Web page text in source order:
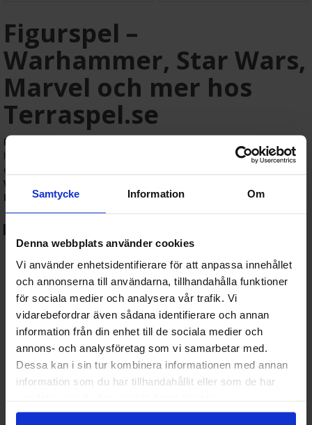
Samtycke Information Om
Denna webbplats använder cookies
Vi använder enhetsidentifierare för att anpassa innehållet
och annonserna till användarna, tillhandahålla funktioner
för sociala medier och analysera vår trafik. Vi
vidarebefordrar även sådana identifierare och annan
information från din enhet till de sociala medier och
annons- och analysföretag som vi samarbetar med.
Dessa kan i sin tur kombinera informationen med annan
information som du har tillhandahållit eller som de har
Figurspel –
Warhammer, Star Wars,
Marvel och mer hos
Terraspel.se
Figurspel
hos
hittar du allt du behöver för att komma i gång
eller ta din armé till nästa nivå. Vi erbjuder ett brett sortiment av
Warhammer 40,000, Age of Sigmar, Star Wars Legion,
Marvel Crisis Protocol
samt färger, penslar och hobbymaterial.
🎲 Populära figurspel hos oss:
arméer och taktiska strider.
Warhammer Age of Sigmar: Fantasyvärld med gudar,
hjältar och magiska monster.
Star Wars Legion: Led ikoniska trupper från galaxen långt,
långt borta i strategisk markstrid.
Marvel Crisis Protocol: Samla superhjältar och skurkar från
Marvel-universumet i explosiva stadsdueller.
🎨 Färg, verktyg och tillbehör:
Målarfärg och penslar:Citadel, Vallejo, Army Painter och